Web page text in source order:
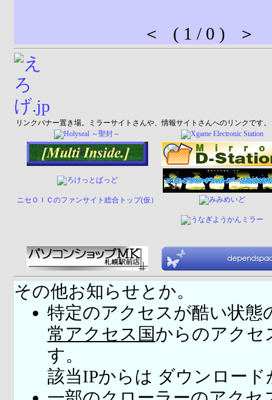
＜ ( 1 / 0 ) ＞
リンクバナー置き場。ミラーサイトさんや、情報サイトさんへのリンクです。
ニセＯＩＣのファンサイト総合トップ(仮）
その他お知らせとか。
特定のアクセスが酷い状態
常アクセス国からのアクセ
す。
該当IPからは ダウンロー